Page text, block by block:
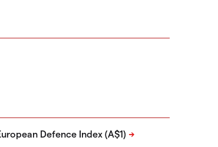
Defence Index (A$1)